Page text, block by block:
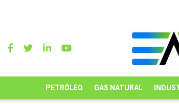
PETRÓLEO GAS NATURAL